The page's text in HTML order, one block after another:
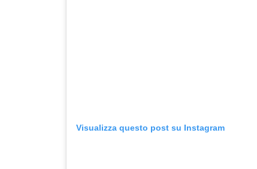
Visualizza questo post su Instagram